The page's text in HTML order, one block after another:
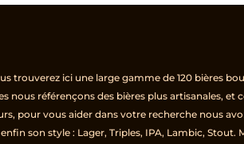
trouverez ici une large gamme de 120 bières
nous référençons des bières plus artisanales, et
pour vous aider dans votre recherche nous
son style : Lager, Triples, IPA, Lambic, Stout.